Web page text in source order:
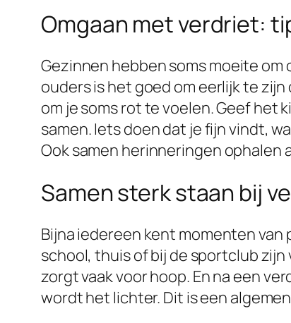
Omgaan met verdriet:
Gezinnen hebben soms moeite om
ouders is het goed om eerlijk te
om je soms rot te voelen. Geef het
samen. Iets doen dat je fijn vindt,
Ook samen herinneringen
Samen sterk staan bij
Bijna iedereen kent momenten
school, thuis of bij de sportclub zijn
zorgt vaak voor hoop. En na een
wordt het lichter. Dit is een